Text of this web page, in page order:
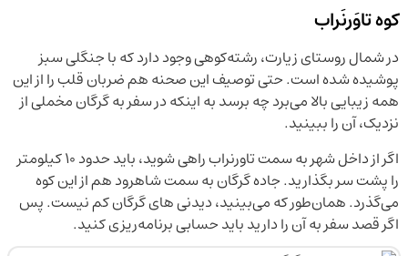
کوه تاوَرنَراب
در شمال روستای زیارت، رشته‌کوهی وجود دارد که با جنگلی سبز
پوشیده شده است. حتی توصیف این صحنه هم ضربان قلب را از این
همه زیبایی بالا می‌برد چه برسد به اینکه در سفر به گرگان مخملی از
نزدیک، آن را ببینید.
اگر از داخل شهر به سمت تاورنراب راهی شوید، باید حدود ۱۰ کیلومتر
را پشت سر بگذارید. جاده گرگان به سمت شاهرود هم از این کوه
می‌گذرد. همان‌طور که می‌بینید، دیدنی های گرگان کم نیست. پس
اگر قصد سفر به آن را دارید باید حسابی برنامه‌ریزی کنید.